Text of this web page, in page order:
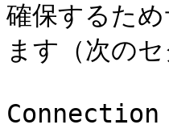
確保するた
ます（次の
Connection